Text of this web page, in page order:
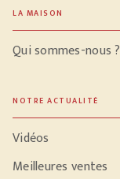
LA MAISON
Qui sommes-nous ?
NOTRE ACTUALITÉ
Vidéos
Meilleures ventes